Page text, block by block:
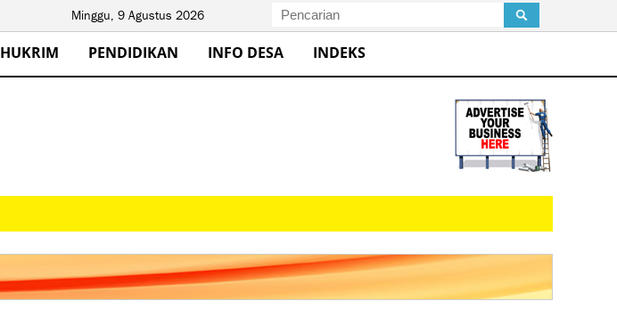
Minggu, 9 Agustus 2026
HUKRIM PENDIDIKAN INFO DESA INDEKS